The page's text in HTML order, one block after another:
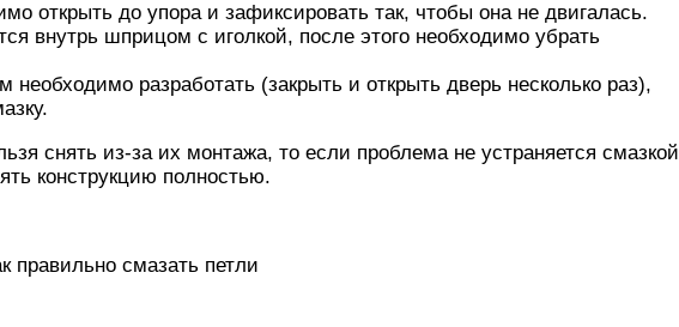
открыть до упора и зафиксировать так, чтобы она не двигалась.
внутрь шприцом с иголкой, после этого необходимо убрать
необходимо разработать (закрыть и открыть дверь несколько раз),
снять из-за их монтажа, то если проблема не устраняется смазкой
конструкцию полностью.
правильно смазать петли